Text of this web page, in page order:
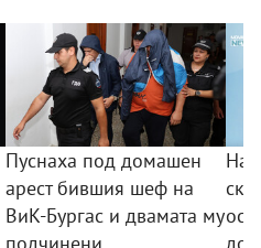
Пуснаха под домашен
арест бившия шеф на
ВиК-Бургас и двамата му